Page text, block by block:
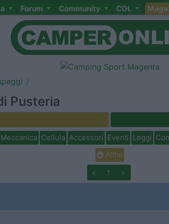
Forum Community COL
Pusteria
Meccanica Cellula Accessori Eventi Leggi
Attivi
< 1 >